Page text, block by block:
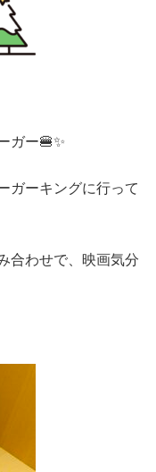
ガー🍔✨
ガーキングに行って
合わせで、映画気分